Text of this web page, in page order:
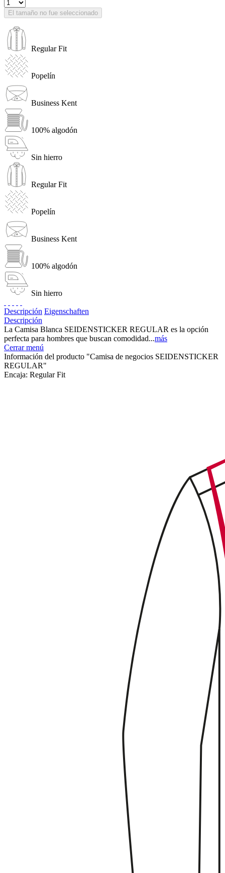
El tamaño no fue seleccionado
Regular Fit
Popelín
Business Kent
100% algodón
Sin hierro
Regular Fit
Popelín
Business Kent
100% algodón
Sin hierro
Descripción Eigenschaften
Descripción
La Camisa Blanca SEIDENSTICKER REGULAR es la opción
perfecta para hombres que buscan comodidad...más
Cerrar menú
Información del producto "Camisa de negocios SEIDENSTICKER
REGULAR"
Encaja: Regular Fit